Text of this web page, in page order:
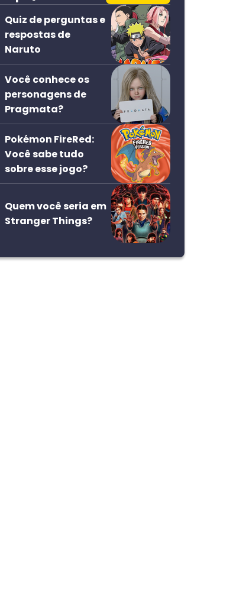
Quiz de perguntas e
respostas de
Naruto
Você conhece os
personagens de
Pragmata?
Pokémon FireRed:
Você sabe tudo
sobre esse jogo?
Quem você seria em
Stranger Things?